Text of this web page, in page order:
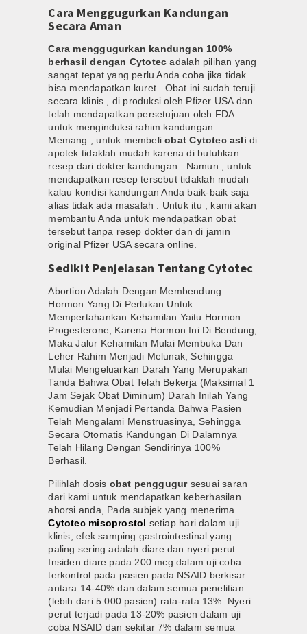
Cara Menggugurkan Kandungan
Secara Aman
Cara menggugurkan kandungan 100%
berhasil dengan Cytotec adalah pilihan yang
sangat tepat yang perlu Anda coba jika tidak
bisa mendapatkan kuret . Obat ini sudah teruji
secara klinis , di produksi oleh Pfizer USA dan
telah mendapatkan persetujuan oleh FDA
untuk menginduksi rahim kandungan .
Memang , untuk membeliobat Cytotec asli di
apotek tidaklah mudah karena di butuhkan
resep dari dokter kandungan . Namun , untuk
mendapatkan resep tersebut tidaklah mudah
kalau kondisi kandungan Anda baik-baik saja
alias tidak ada masalah . Untuk itu , kami akan
membantu Anda untuk mendapatkan obat
tersebut tanpa resep dokter dan di jamin
original Pfizer USA secara online.
Sedikit Penjelasan Tentang Cytotec
Abortion Adalah Dengan Membendung
Hormon Yang Di Perlukan Untuk
Mempertahankan Kehamilan Yaitu Hormon
Progesterone, Karena Hormon Ini Di Bendung,
Maka Jalur Kehamilan Mulai Membuka Dan
Leher Rahim Menjadi Melunak, Sehingga
Mulai Mengeluarkan Darah Yang Merupakan
Tanda Bahwa Obat Telah Bekerja (Maksimal 1
Jam Sejak Obat Diminum) Darah Inilah Yang
Kemudian Menjadi Pertanda Bahwa Pasien
Telah Mengalami Menstruasinya, Sehingga
Secara Otomatis Kandungan Di Dalamnya
Telah Hilang Dengan Sendirinya 100%
Berhasil.
Pilihlah dosis obat penggugursesuai saran
dari kami untuk mendapatkan keberhasilan
aborsi anda, Pada subjek yang menerima
Cytotec misoprostol setiap hari dalam uji
klinis, efek samping gastrointestinal yang
paling sering adalah diare dan nyeri perut.
Insiden diare pada 200 mcg dalam uji coba
terkontrol pada pasien pada NSAID berkisar
antara 14-40% dan dalam semua penelitian
(lebih dari 5.000 pasien) rata-rata 13%. Nyeri
perut terjadi pada 13-20% pasien dalam uji
coba NSAID dan sekitar 7% dalam semua